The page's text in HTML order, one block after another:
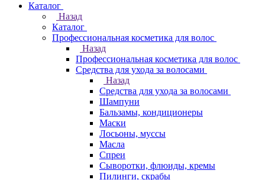
Каталог
Назад
Каталог
Профессиональная косметика для волос
Назад
Профессиональная косметика для волос
Средства для ухода за волосами
Назад
Средства для ухода за волосами
Шампуни
Бальзамы, кондиционеры
Маски
Лосьоны, муссы
Масла
Спреи
Сыворотки, флюиды, кремы
Пилинги, скрабы